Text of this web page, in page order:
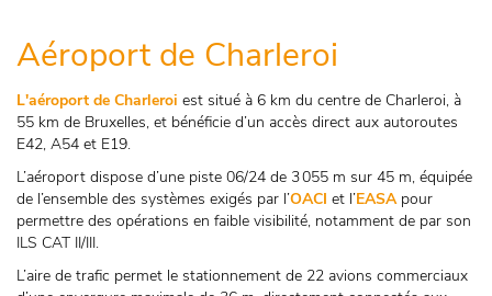
Aéroport de Charleroi
L'aéroport de Charleroi est situé à 6 km du centre de Charleroi, à
55 km de Bruxelles, et bénéficie d’un accès direct aux autoroutes
E42, A54 et E19.
L’aéroport dispose d’une piste 06/24 de 3 055 m sur 45 m, équipée
de l’ensemble des systèmes exigés par l’OACI et l’EASApour
permettre des opérations en faible visibilité, notamment de par son
ILS CAT II/III.
L’aire de trafic permet le stationnement de 22 avions commerciaux